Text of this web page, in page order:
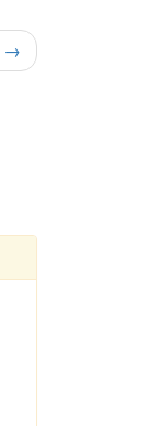
→